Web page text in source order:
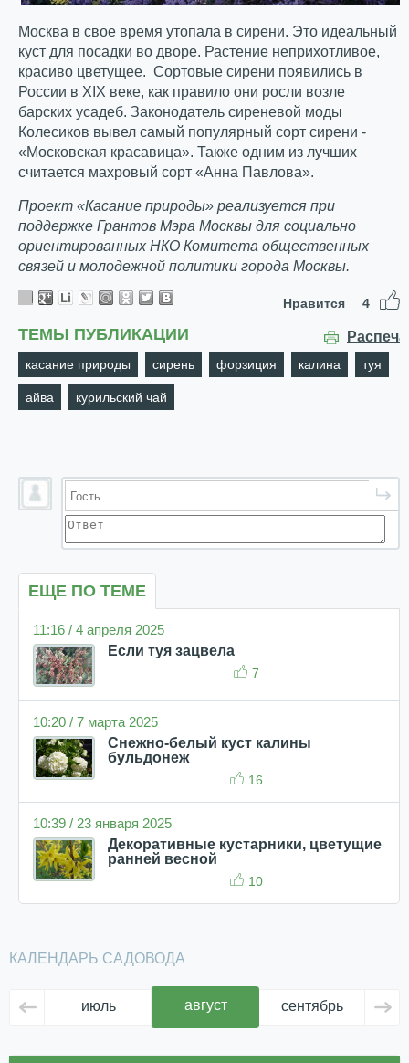
Москва в свое время утопала в сирени. Это идеальный
куст для посадки во дворе. Растение неприхотливое,
красиво цветущее. Сортовые сирени появились в
России в ХIХ веке, как правило они росли возле
барских усадеб. Законодатель сиреневой моды
Колесиков вывел самый популярный сорт сирени -
«Московская красавица». Также одним из лучших
считается махровый сорт «Анна Павлова».
Проект «Касание природы» реализуется при
поддержке Грантов Мэра Москвы для социально
ориентированных НКО Комитета общественных
связей и молодежной политики города Москвы.
Нравится 4
ТЕМЫ ПУБЛИКАЦИИ
касание природы сирень форзиция калина туя
айва курильский чай
ЕЩЕ ПО ТЕМЕ
11:16 / 4 апреля 2025
Если туя зацвела
7
10:20 / 7 марта 2025
Снежно-белый куст калины
бульдонеж
16
10:39 / 23 января 2025
Декоративные кустарники, цветущие
ранней весной
10
КАЛЕНДАРЬ САДОВОДА
июль август сентябрь